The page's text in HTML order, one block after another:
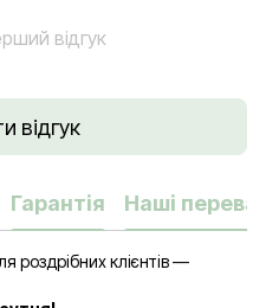
відгук
відгук
Гарантія Наші
роздрібних клієнтів —